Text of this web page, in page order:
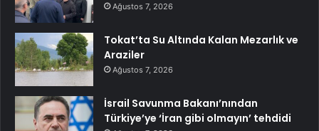
Ağustos 7, 2026
Tokat’ta Su Altında Kalan Mezarlık ve
Araziler
Ağustos 7, 2026
İsrail Savunma Bakanı’nından
Türkiye’ye ‘İran gibi olmayın’ tehdidi